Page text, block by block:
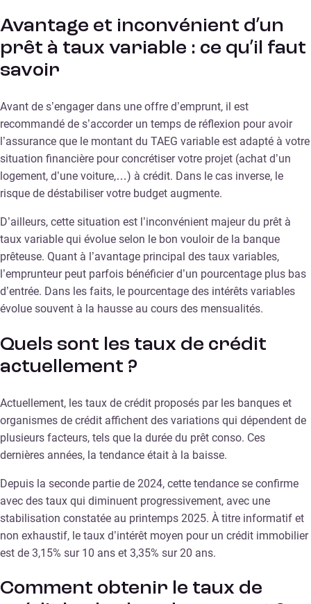
Avantage et inconvénient d’un
prêt à taux variable : ce qu’il faut
savoir
Avant de s’engager dans une offre d’emprunt, il est
recommandé de s’accorder un temps de réflexion pour avoir
l’assurance que le montant du TAEG variable est adapté à votre
situation financière pour concrétiser votre projet (achat d’un
logement, d’une voiture,…) à crédit. Dans le cas inverse, le
risque de déstabiliser votre budget augmente.
D’ailleurs, cette situation est l’inconvénient majeur du prêt à
taux variable qui évolue selon le bon vouloir de la banque
prêteuse. Quant à l’avantage principal des taux variables,
l’emprunteur peut parfois bénéficier d’un pourcentage plus bas
d’entrée. Dans les faits, le pourcentage des intérêts variables
évolue souvent à la hausse au cours des mensualités.
Quels sont les taux de crédit
actuellement ?
Actuellement, les taux de crédit proposés par les banques et
organismes de crédit affichent des variations qui dépendent de
plusieurs facteurs, tels que la durée du prêt conso. Ces
dernières années, la tendance était à la baisse.
Depuis la seconde partie de 2024, cette tendance se confirme
avec des taux qui diminuent progressivement, avec une
stabilisation constatée au printemps 2025. À titre informatif et
non exhaustif, le taux d’intérêt moyen pour un crédit immobilier
est de 3,15% sur 10 ans et 3,35% sur 20 ans.
Comment obtenir le taux de